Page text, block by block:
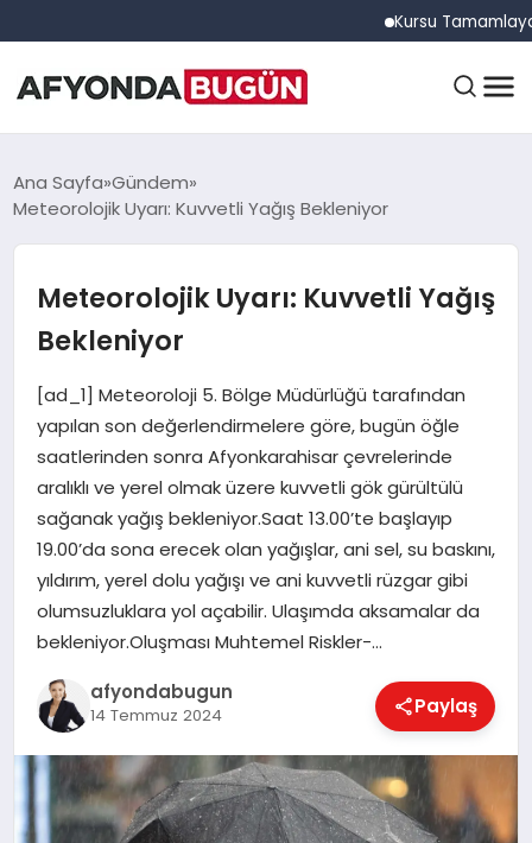
Kursu Tamamlayan
ANASAYFA
EĞITIM
DÜNYA
EKONOMI
MAGAZIN
SAĞLIK
SIYASET
Ana Sayfa Gündem
Meteorolojik Uyarı: Kuvvetli Yağış Bekleniyor
Meteorolojik Uyarı: Kuvvetli Yağış
Bekleniyor
[ad_1] Meteoroloji 5. Bölge Müdürlüğü tarafından
yapılan son değerlendirmelere göre, bugün öğle
saatlerinden sonra Afyonkarahisar çevrelerinde
aralıklı ve yerel olmak üzere kuvvetli gök gürültülü
sağanak yağış bekleniyor.Saat 13.00’te başlayıp
19.00’da sona erecek olan yağışlar, ani sel, su baskını,
yıldırım, yerel dolu yağışı ve ani kuvvetli rüzgar gibi
olumsuzluklara yol açabilir. Ulaşımda aksamalar da
bekleniyor.Oluşması Muhtemel Riskler-…
afyondabugun
14 Temmuz 2024 Paylaş